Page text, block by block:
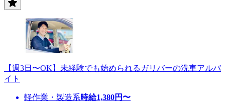
【週3日〜OK】未経験でも始められるガリバーの洗車アルバ
イト
軽作業・製造系時給1,380円〜